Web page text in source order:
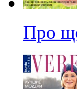
Про